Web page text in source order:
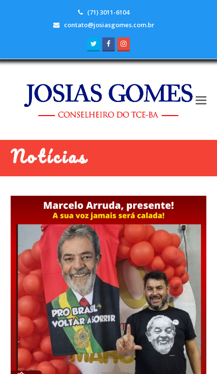
(71) 3011-6104
contato@josiasgomes.com.br
TwitterFacebook
Notícias